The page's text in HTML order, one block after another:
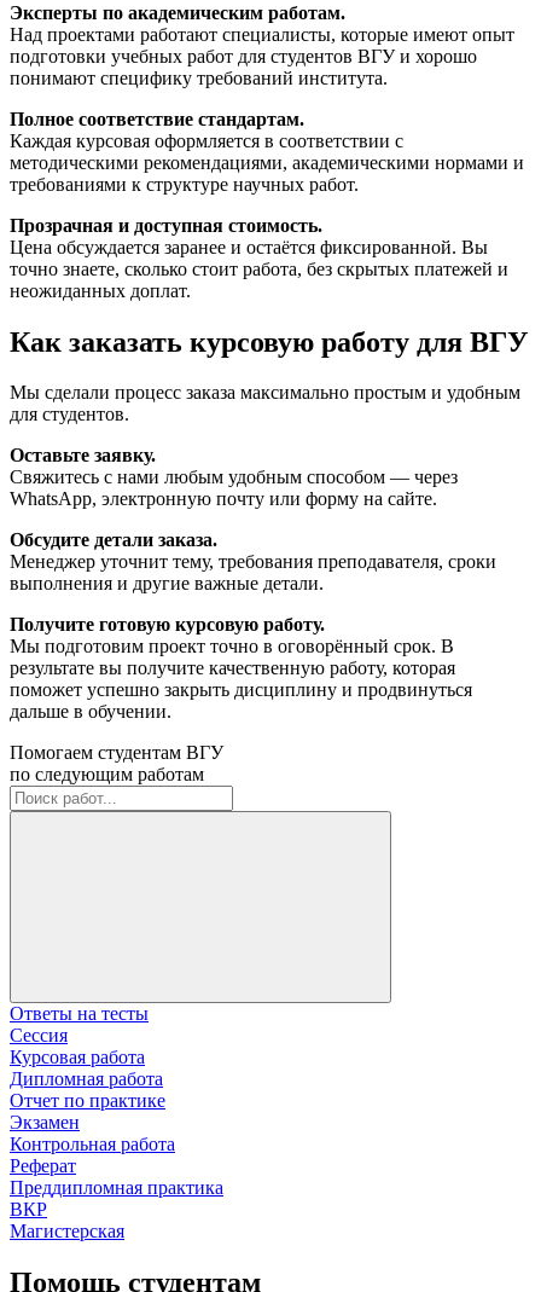
Эксперты по академическим работам.
Над проектами работают специалисты, которые имеют опыт
подготовки учебных работ для студентов ВГУ и хорошо
понимают специфику требований института.
Полное соответствие стандартам.
Каждая курсовая оформляется в соответствии с
методическими рекомендациями, академическими нормами и
требованиями к структуре научных работ.
Прозрачная и доступная стоимость.
Цена обсуждается заранее и остаётся фиксированной. Вы
точно знаете, сколько стоит работа, без скрытых платежей и
неожиданных доплат.
Как заказать курсовую работу для ВГУ
Мы сделали процесс заказа максимально простым и удобным
для студентов.
Оставьте заявку.
Свяжитесь с нами любым удобным способом — через
WhatsApp, электронную почту или форму на сайте.
Обсудите детали заказа.
Менеджер уточнит тему, требования преподавателя, сроки
выполнения и другие важные детали.
Получите готовую курсовую работу.
Мы подготовим проект точно в оговорённый срок. В
результате вы получите качественную работу, которая
поможет успешно закрыть дисциплину и продвинуться
дальше в обучении.
Помогаем студентам ВГУ
по следующим работам
Ответы на тесты
Сессия
Курсовая работа
Дипломная работа
Отчет по практике
Экзамен
Контрольная работа
Реферат
Преддипломная практика
ВКР
Магистерская
Помощь студентам